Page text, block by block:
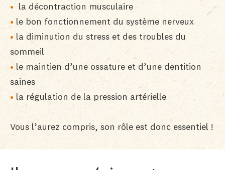
la décontraction musculaire
le bon fonctionnement du système nerveux
la diminution du stress et des troubles du
sommeil
le maintien d’une ossature et d’une dentition
saines
la régulation de la pression artérielle
Vous l’aurez compris, son rôle est donc essentiel !